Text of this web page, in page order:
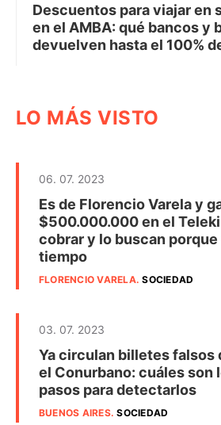
Descuentos para viajar en
en el AMBA: qué bancos y
devuelven hasta el 100%
LO MÁS VISTO
06. 07. 2023
Es de Florencio Varela y
$500.000.000 en el
cobrar y lo buscan porque
tiempo
FLORENCIO VARELA.SOCIEDAD
03. 07. 2023
Ya circulan billetes falsos
el Conurbano: cuáles son
pasos para detectarlos
BUENOS AIRES.SOCIEDAD